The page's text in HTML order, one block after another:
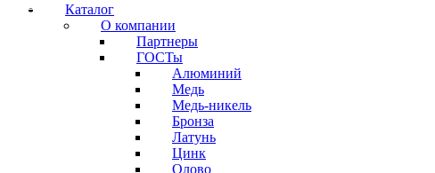
Каталог
О компании
Партнеры
ГОСТы
Алюминий
Медь
Медь-никель
Бронза
Латунь
Цинк
Олово